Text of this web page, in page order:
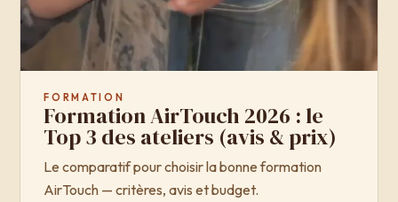
FORMATION
Formation AirTouch 2026 : le
Top 3 des ateliers (avis & prix)
Le comparatif pour choisir la bonne formation
AirTouch — critères, avis et budget.